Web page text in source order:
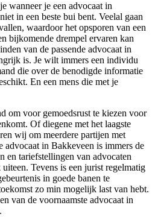
wanneer je een advocaat in
in een beste bui bent. Veelal gaan
waardoor het opsporen van een
bijkomende drempel ervaren kan
van de passende advocaat in
is. Je wilt immers een individu
die over de benodigde informatie
En een mens die met je
om voor gemoedsrust te kiezen voor
Of diegene met het laagste
wij om meerdere partijen met
advocaat in Bakkeveen is immers de
en tariefstellingen van advocaten
Tevens is een jurist regelmatig
in goede banen te
zo min mogelijk last van hebt.
van de voornaamste advocaat in